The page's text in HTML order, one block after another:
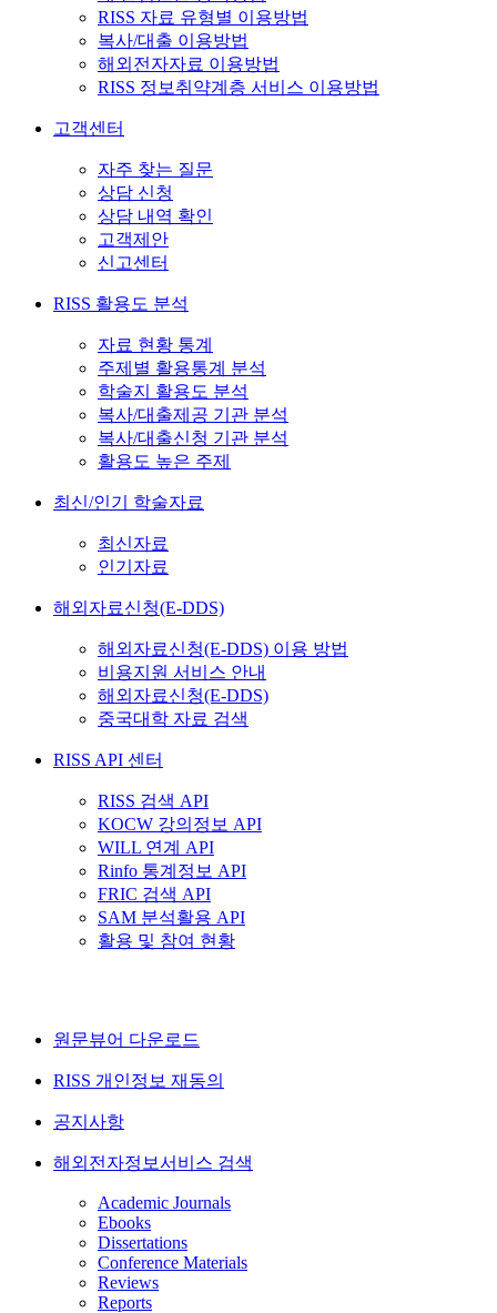
RISS 자료 유형별 이용방법
복사/대출 이용방법
해외전자자료 이용방법
RISS 정보취약계층 서비스 이용방법
고객센터
자주 찾는 질문
상담 신청
상담 내역 확인
고객제안
신고센터
RISS 활용도 분석
자료 현황 통계
주제별 활용통계 분석
학술지 활용도 분석
복사/대출제공 기관 분석
복사/대출신청 기관 분석
활용도 높은 주제
최신/인기 학술자료
최신자료
인기자료
해외자료신청(E-DDS)
해외자료신청(E-DDS) 이용 방법
비용지원 서비스 안내
해외자료신청(E-DDS)
중국대학 자료 검색
RISS API 센터
RISS 검색 API
KOCW 강의정보 API
WILL 연계 API
Rinfo 통계정보 API
FRIC 검색 API
SAM 분석활용 API
활용 및 참여 현황
원문뷰어 다운로드
RISS 개인정보 재동의
공지사항
해외전자정보서비스 검색
Academic Journals
Ebooks
Dissertations
Conference Materials
Reviews
Reports